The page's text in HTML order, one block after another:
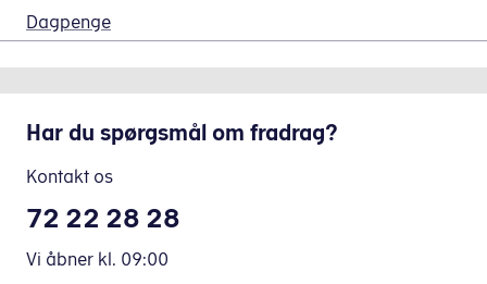
Dagpenge
Har du spørgsmål om fradrag?
Kontakt os
72 22 28 28
Vi åbner kl. 09:00